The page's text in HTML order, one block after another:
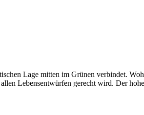
Lage mitten im Grünen verbindet.
Lebensentwürfen gerecht wird. Der